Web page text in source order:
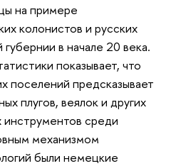
на примере
колонистов и русских
в начале 20 века.
показывает, что
поселений предсказывает
плугов, веялок и других
инструментов среди
механизмом
были немецкие